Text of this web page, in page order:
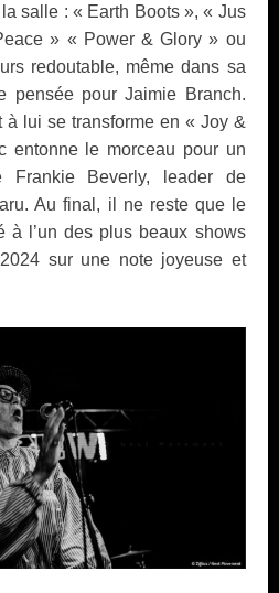
salle : « Earth Boots », « Jus
» « Power & Glory » ou
redoutable, même dans sa
pensée pour Jaimie Branch.
lui se transforme en « Joy &
entonne le morceau pour un
Frankie Beverly, leader de
Au final, il ne reste que le
à l’un des plus beaux shows
sur une note joyeuse et